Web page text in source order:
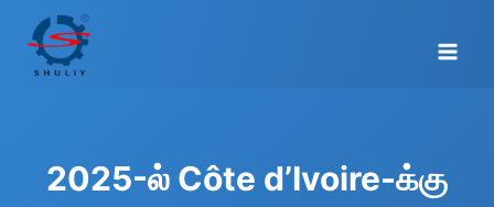
content
2025-ல் Côte d’Ivoire-க்கு